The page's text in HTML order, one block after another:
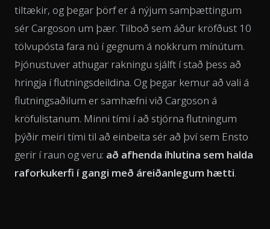
tiltækir, og þegar þörf er á nýjum samþættingum
sér Cargoson um þær. Tilboð sem áður kröfðust 10
tölvupósta fara nú í gegnum á nokkrum mínútum.
Þjónustuver athugar rakningu sjálft í stað þess að
hringja í flutningsdeildina. Og þegar kemur að vali á
flutningsaðilum er samhæfni við Cargoson á
kröfulistanum. Minni tími í að stjórna flutningum
þýðir meiri tími til að einbeita sér að því sem Ensto
gerir í raun og veru: að afhenda íhlutina sem halda
raforkukerfi í gangi með áreiðanlegum hætti.